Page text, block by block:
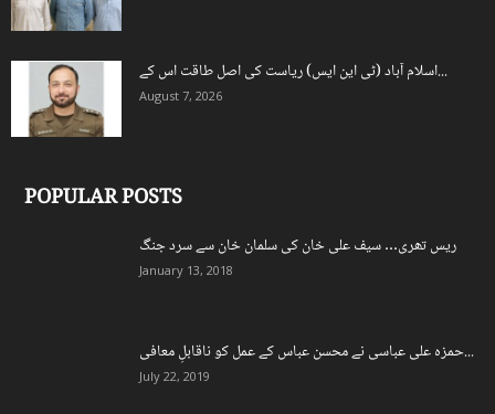
اسلام آباد (ٹی این ایس) ریاست کی اصل طاقت اس کے...
August 7, 2026
POPULAR POSTS
ریس تھری… سیف علی خان کی سلمان خان سے سرد جنگ
January 13, 2018
حمزہ علی عباسی نے محسن عباس کے عمل کو ناقابلِ معافی...
July 22, 2019